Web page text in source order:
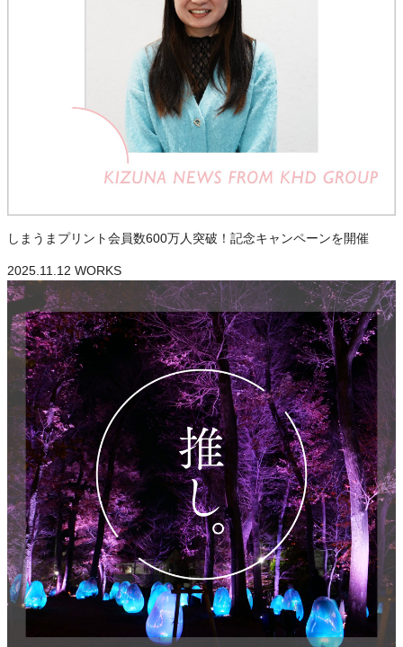
しまうまプリント会員数600万人突破！記念キャンペーンを開催
2025.11.12 WORKS